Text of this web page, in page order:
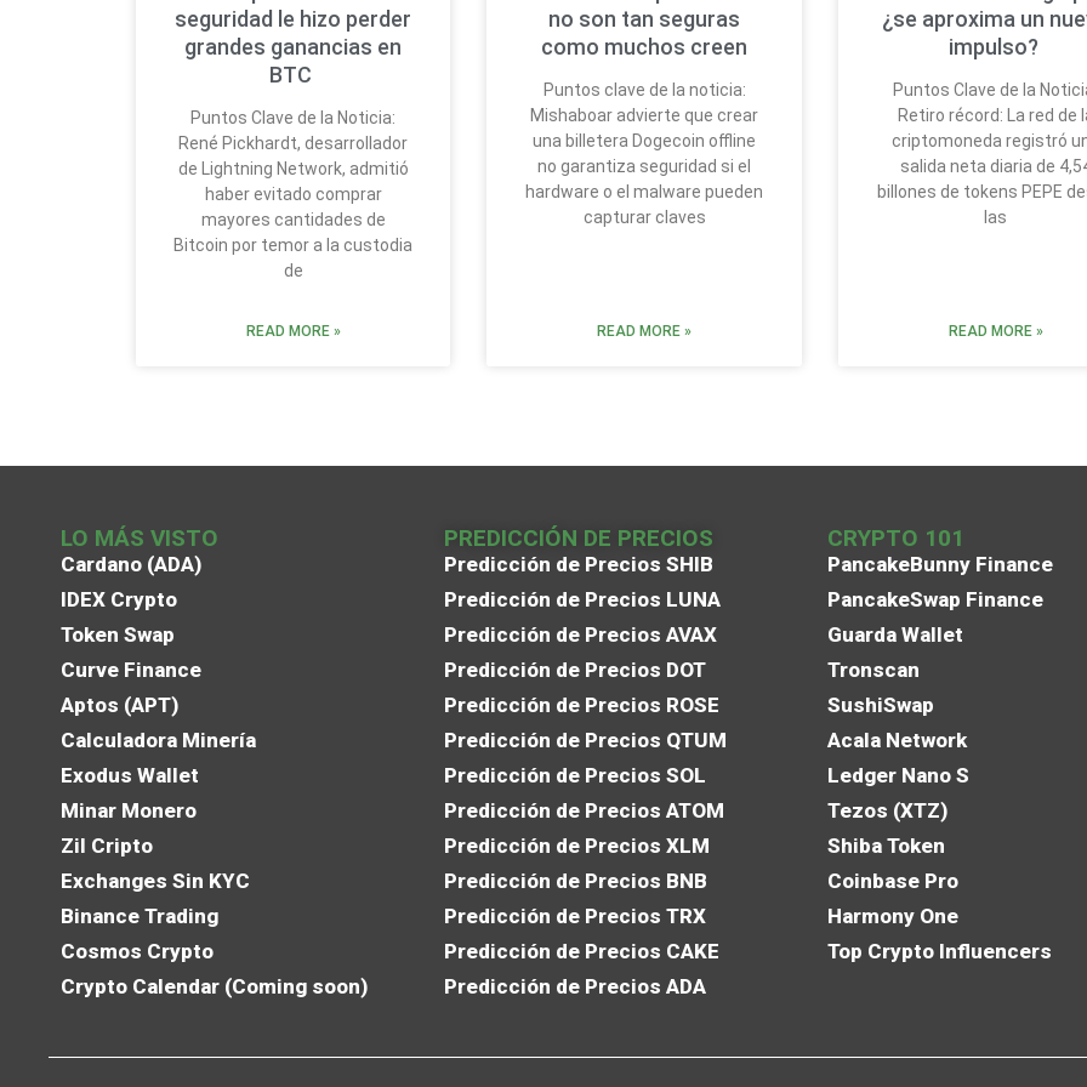
seguridad le hizo perder
grandes ganancias en
BTC
Puntos Clave de la Noticia:
René Pickhardt, desarrollador
de Lightning Network, admitió
haber evitado comprar
mayores cantidades de
Bitcoin por temor a la custodia
de
READ MORE »
no son tan seguras
como muchos creen
Puntos clave de la noticia:
Mishaboar advierte que crear
una billetera Dogecoin offline
no garantiza seguridad si el
hardware o el malware pueden
capturar claves
READ MORE »
¿se aproxima un
impulso?
Puntos Clave de la
Retiro récord: La red de
criptomoneda registró
salida neta diaria de
billones de tokens PEPE
las
READ MORE »
LO MÁS VISTO
Cardano (ADA)
IDEX Crypto
Token Swap
Curve Finance
Aptos (APT)
Calculadora Minería
Exodus Wallet
Minar Monero
Zil Cripto
Exchanges Sin KYC
Binance Trading
Cosmos Crypto
Crypto Calendar (Coming soon)
PREDICCIÓN DE PRECIOS
Predicción de Precios SHIB
Predicción de Precios LUNA
Predicción de Precios AVAX
Predicción de Precios DOT
Predicción de Precios ROSE
Predicción de Precios QTUM
Predicción de Precios SOL
Predicción de Precios ATOM
Predicción de Precios XLM
Predicción de Precios BNB
Predicción de Precios TRX
Predicción de Precios CAKE
Predicción de Precios ADA
CRYPTO 101
PancakeBunny Finance
PancakeSwap Finance
Guarda Wallet
Tronscan
SushiSwap
Acala Network
Ledger Nano S
Tezos (XTZ)
Shiba Token
Coinbase Pro
Harmony One
Top Crypto Influencers